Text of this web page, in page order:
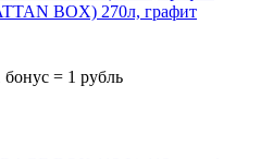
BOX) 270л, графит
бонус = 1 рубль